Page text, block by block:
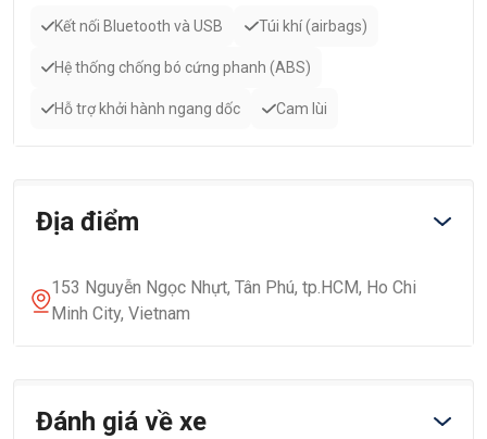
Kết nối Bluetooth và USB Túi khí (airbags)
Hệ thống chống bó cứng phanh (ABS)
Hỗ trợ khởi hành ngang dốc Cam lùi
Địa điểm
153 Nguyễn Ngọc Nhựt, Tân Phú, tp.HCM, Ho Chi
Minh City, Vietnam
Đánh giá về xe